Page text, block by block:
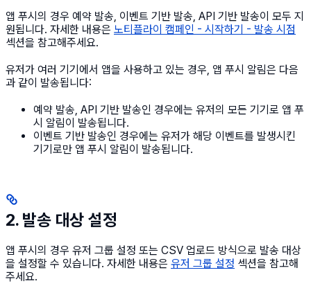
앱 푸시의 경우 예약 발송, 이벤트 기반 발송, API 기반 발송이 모두 지
원됩니다. 자세한 내용은 노티플라이 캠페인 - 시작하기 - 발송 시점
섹션을 참고해주세요.
유저가 여러 기기에서 앱을 사용하고 있는 경우, 앱 푸시 알림은 다음
과 같이 발송됩니다:
예약 발송, API 기반 발송인 경우에는 유저의 모든 기기로 앱 푸
시 알림이 발송됩니다.
이벤트 기반 발송인 경우에는 유저가 해당 이벤트를 발생시킨
기기로만 앱 푸시 알림이 발송됩니다.
2. 발송 대상 설정
앱 푸시의 경우 유저 그룹 설정 또는 CSV 업로드 방식으로 발송 대상
을 설정할 수 있습니다. 자세한 내용은 유저 그룹 설정 섹션을 참고해
주세요.